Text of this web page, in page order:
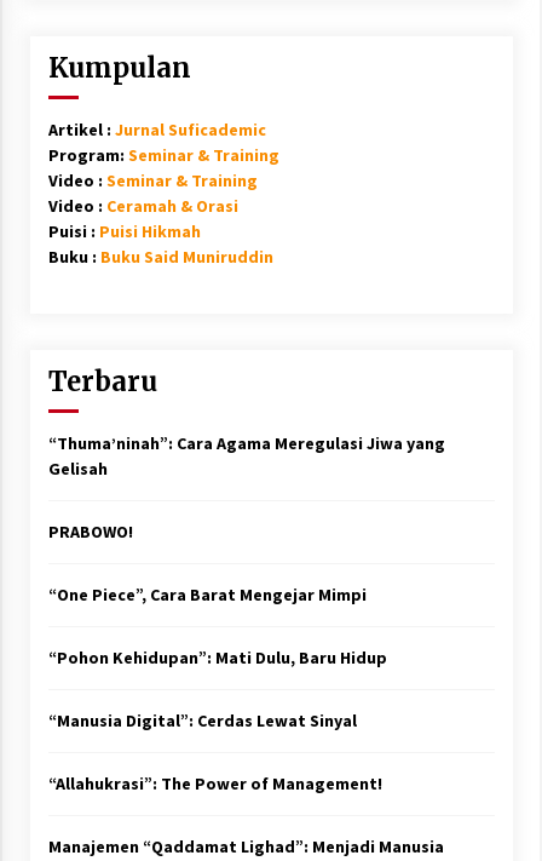
Kumpulan
Artikel : Jurnal Suficademic
Program: Seminar & Training
Video : Seminar & Training
Video : Ceramah & Orasi
Puisi : Puisi Hikmah
Buku : Buku Said Muniruddin
Terbaru
“Thuma’ninah”: Cara Agama Meregulasi Jiwa yang
Gelisah
PRABOWO!
“One Piece”, Cara Barat Mengejar Mimpi
“Pohon Kehidupan”: Mati Dulu, Baru Hidup
“Manusia Digital”: Cerdas Lewat Sinyal
“Allahukrasi”: The Power of Management!
Manajemen “Qaddamat Lighad”: Menjadi Manusia